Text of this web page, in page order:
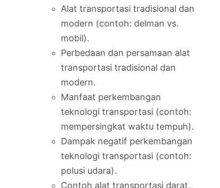
Alat transportasi tradisional dan
modern (contoh: delman vs.
mobil).
Perbedaan dan persamaan alat
transportasi tradisional dan
modern.
Manfaat perkembangan
teknologi transportasi (contoh:
mempersingkat waktu tempuh).
Dampak negatif perkembangan
teknologi transportasi (contoh:
polusi udara).
Contoh alat transportasi darat,